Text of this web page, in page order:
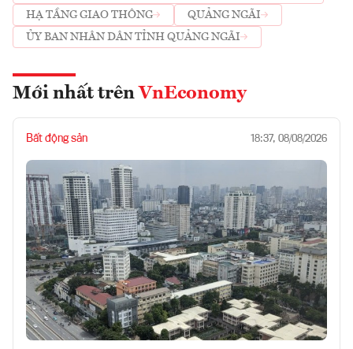
HẠ TẦNG GIAO THÔNG
QUẢNG NGÃI
ỦY BAN NHÂN DÂN TỈNH QUẢNG NGÃI
Mới nhất trên VnEconomy
Bất động sản 18:37, 08/08/2026